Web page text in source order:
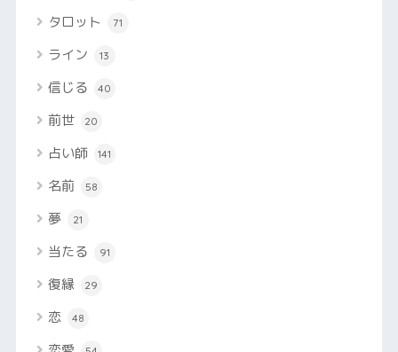
タロット 71
ライン 13
信じる 40
前世 20
占い師 141
名前 58
夢 21
当たる 91
復縁 29
恋 48